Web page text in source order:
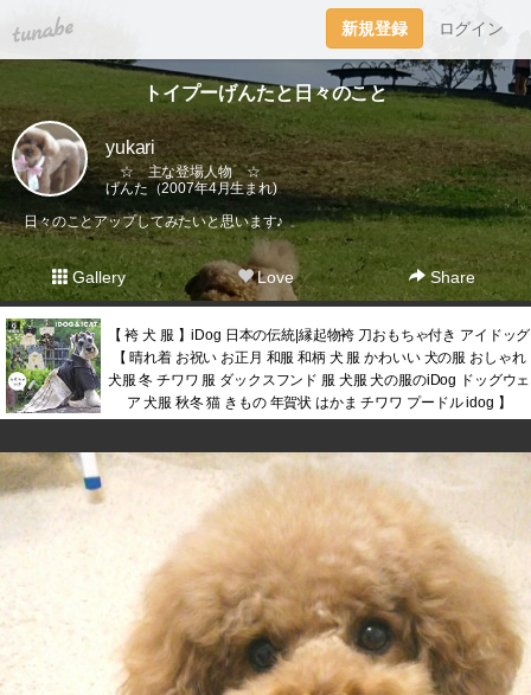
tuna.be 新規登録 ログイン
トイプーげんたと日々のこと
yukari
☆ 主な登場人物 ☆
げんた（2007年4月生まれ)
日々のことアップしてみたいと思います♪
Gallery Love Share
【 袴 犬 服 】iDog 日本の伝統|縁起物袴 刀おもちゃ付き アイドッグ
【 晴れ着 お祝い お正月 和服 和柄 犬 服 かわいい 犬の服 おしゃれ
犬服 冬 チワワ 服 ダックスフンド 服 犬服 犬の服のiDog ドッグウェ
ア 犬服 秋冬 猫 きもの 年賀状 はかま チワワ プードル idog 】